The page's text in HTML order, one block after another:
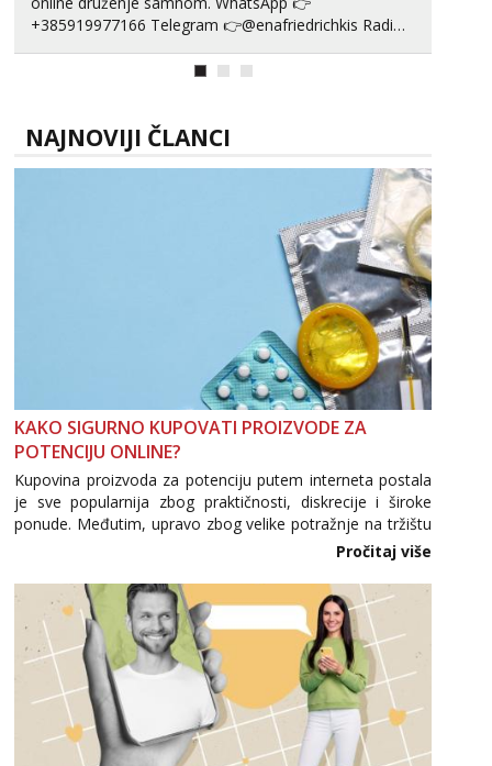
NAJNOVIJI ČLANCI
KAKO SIGURNO KUPOVATI PROIZVODE ZA
POTENCIJU ONLINE?
Kupovina proizvoda za potenciju putem interneta postala
je sve popularnija zbog praktičnosti, diskrecije i široke
ponude. Međutim, upravo zbog velike potražnje na tržištu
se pojavljuju i brojni krivotvoreni proizvodi, nepouzdane
internetske trgovine te proizvodi nepoznatog podrijetla. ...
Pročitaj više